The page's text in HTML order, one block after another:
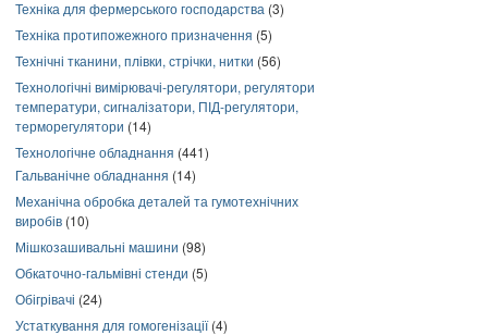
Техніка для фермерського господарства (3)
Техніка протипожежного призначення (5)
Технічні тканини, плівки, стрічки, нитки (56)
Технологічні вимірювачі-регулятори, регулятори
температури, сигналізатори, ПІД-регулятори,
терморегулятори (14)
Технологічне обладнання (441)
Гальванічне обладнання (14)
Механічна обробка деталей та гумотехнічних
виробів (10)
Мішкозашивальні машини (98)
Обкаточно-гальмівні стенди (5)
Обігрівачі (24)
Устаткування для гомогенізації(4)